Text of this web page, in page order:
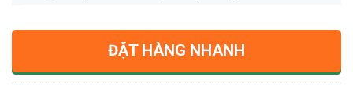
ĐẶT HÀNG NHANH